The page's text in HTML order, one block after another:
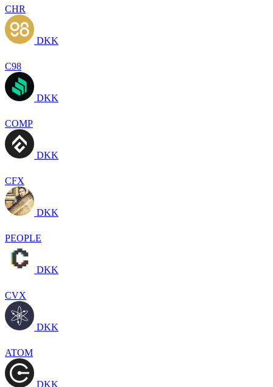
CHR
DKK
C98
DKK
COMP
DKK
CFX
DKK
PEOPLE
DKK
CVX
DKK
ATOM
DKK